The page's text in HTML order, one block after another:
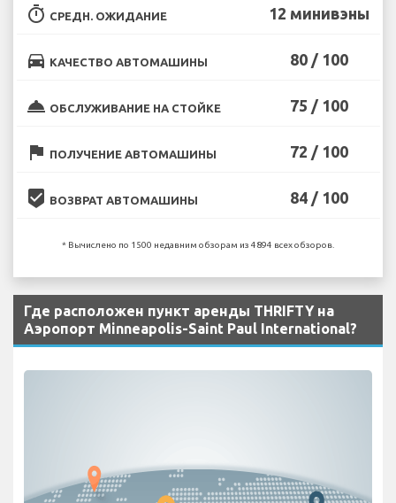
timer СРЕДН. ОЖИДАНИЕ 12 минивэны
directions_car КАЧЕСТВО АВТОМАШИНЫ 80 / 100
room_service ОБСЛУЖИВАНИЕ НА СТОЙКЕ 75 / 100
flag ПОЛУЧЕНИЕ АВТОМАШИНЫ 72 / 100
beenhere ВОЗВРАТ АВТОМАШИНЫ 84 / 100
* Вычислено по 1500 недавним обзорам из 4894 всех обзоров.
Где расположен пункт аренды THRIFTY на
Аэропорт Minneapolis-Saint Paul International?